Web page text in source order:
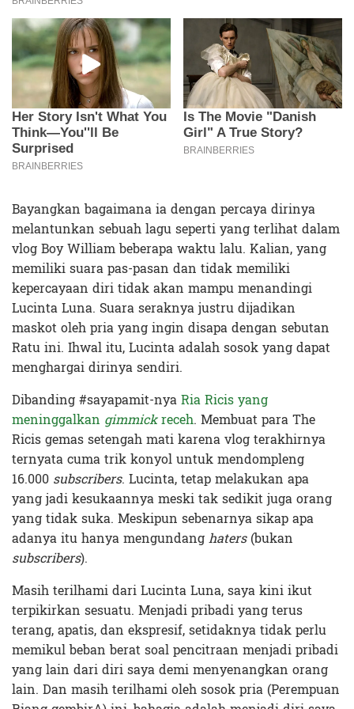
Bayangkan bagaimana ia dengan percaya dirinya
melantunkan sebuah lagu seperti yang terlihat dalam
vlog Boy William beberapa waktu lalu. Kalian, yang
memiliki suara pas-pasan dan tidak memiliki
kepercayaan diri tidak akan mampu menandingi
Lucinta Luna. Suara seraknya justru dijadikan
maskot oleh pria yang ingin disapa dengan sebutan
Ratu ini. Ihwal itu, Lucinta adalah sosok yang dapat
menghargai dirinya sendiri.
Dibanding #sayapamit-nyaRia Ricis yang
meninggalkan gimmickreceh. Membuat para The
Ricis gemas setengah mati karena vlog terakhirnya
ternyata cuma trik konyol untuk mendompleng
16.000 subscribers. Lucinta, tetap melakukan apa
yang jadi kesukaannya meski tak sedikit juga orang
yang tidak suka. Meskipun sebenarnya sikap apa
adanya itu hanya mengundanghaters(bukan
subscribers).
Masih terilhami dari Lucinta Luna, saya kini ikut
terpikirkan sesuatu. Menjadi pribadi yang terus
terang, apatis, dan ekspresif, setidaknya tidak perlu
memikul beban berat soal pencitraan menjadi pribadi
yang lain dari diri saya demi menyenangkan orang
lain. Dan masih terilhami oleh sosok pria (Perempuan